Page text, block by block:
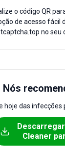
o código QR
de acesso fácil
no seu
Nós
hoje das infecções
Cleaner